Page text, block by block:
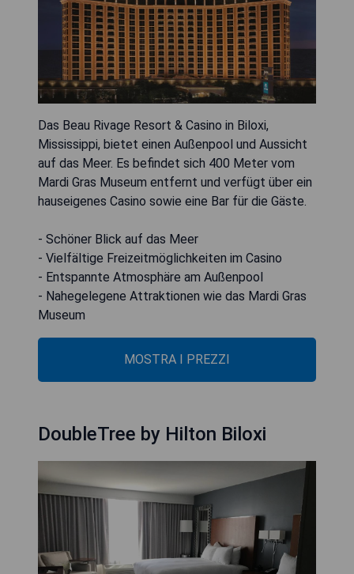
Das Beau Rivage Resort & Casino in Biloxi,
Mississippi, bietet einen Außenpool und Aussicht
auf das Meer. Es befindet sich 400 Meter vom
Mardi Gras Museum entfernt und verfügt über ein
hauseigenes Casino sowie eine Bar für die Gäste.
- Schöner Blick auf das Meer
- Vielfältige Freizeitmöglichkeiten im Casino
- Entspannte Atmosphäre am Außenpool
- Nahegelegene Attraktionen wie das Mardi Gras
Museum
MOSTRA I PREZZI
DoubleTree by Hilton Biloxi